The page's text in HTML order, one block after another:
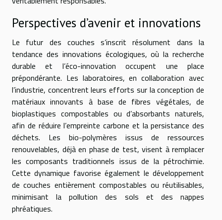
Perspectives d’avenir et innovations
Le futur des couches s’inscrit résolument dans la
tendance des innovations écologiques, où la recherche
durable et l’éco-innovation occupent une place
prépondérante. Les laboratoires, en collaboration avec
l’industrie, concentrent leurs efforts sur la conception de
matériaux innovants à base de fibres végétales, de
bioplastiques compostables ou d’absorbants naturels,
afin de réduire l’empreinte carbone et la persistance des
déchets. Les bio-polymères issus de ressources
renouvelables, déjà en phase de test, visent à remplacer
les composants traditionnels issus de la pétrochimie.
Cette dynamique favorise également le développement
de couches entièrement compostables ou réutilisables,
minimisant la pollution des sols et des nappes
phréatiques.